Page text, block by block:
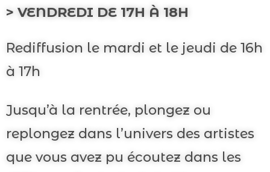
> VENDREDI DE 17H À 18H
Rediffusion le mardi et le jeudi de 16h
à 17h
Jusqu’à la rentrée, plongez ou
replongez dans l’univers des artistes
que vous avez pu écoutez dans les